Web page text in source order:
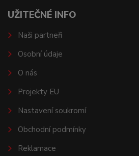
UŽITEČNÉ INFO
Naši partneři
Osobní údaje
O nás
Projekty EU
Nastavení soukromí
Obchodní podmínky
Reklamace